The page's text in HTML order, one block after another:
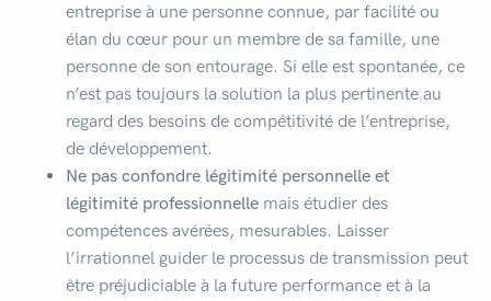
entreprise à une personne connue, par facilité ou
élan du cœur pour un membre de sa famille, une
personne de son entourage. Si elle est spontanée, ce
n’est pas toujours la solution la plus pertinente au
regard des besoins de compétitivité de l’entreprise,
de développement.
Ne pas confondre légitimité personnelle et
légitimité professionnelle mais étudier des
compétences avérées, mesurables. Laisser
l’irrationnel guider le processus de transmission peut
être préjudiciable à la future performance et à la